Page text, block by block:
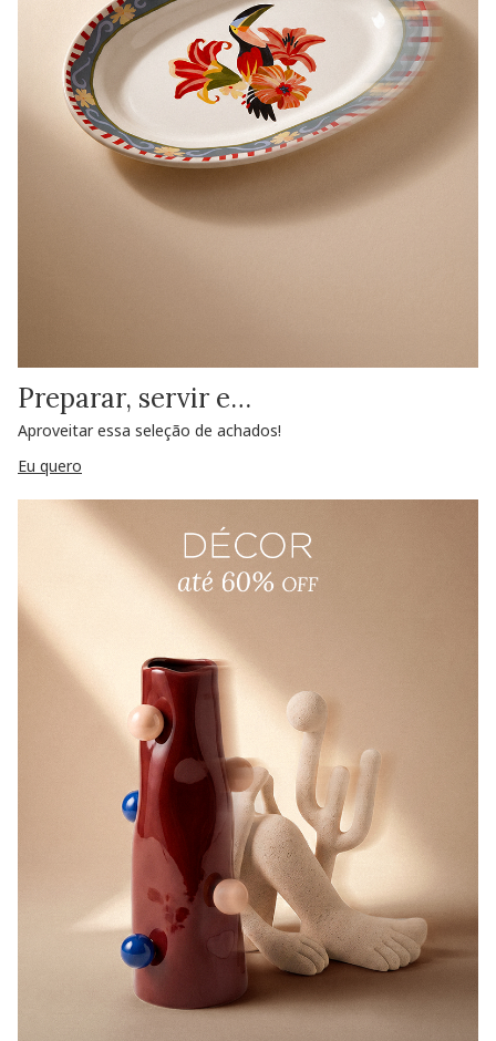
Preparar, servir e…
Aproveitar essa seleção de achados!
Eu quero